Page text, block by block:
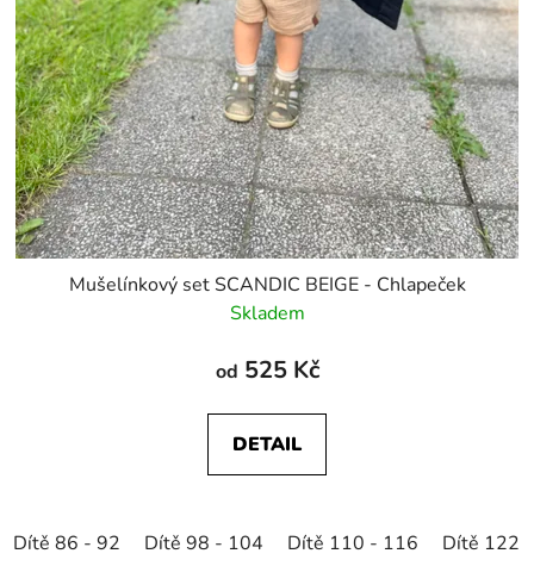
Mušelínkový set SCANDIC BEIGE - Chlapeček
Skladem
od 525 Kč
DETAIL
Dítě 86 - 92 Dítě 98 - 104 Dítě 110 - 116 Dítě 122